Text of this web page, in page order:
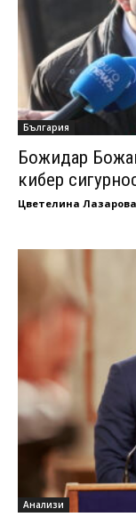
България
Божидар
кибер
Цветелина Лазарова
Анализи